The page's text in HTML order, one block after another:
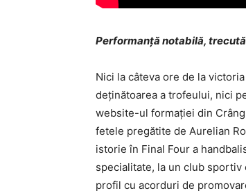
Performanţă notabilă,
Nici la câteva ore de la
deţinătoarea a trofeului, nici
website-ul formaţiei din
fetele pregătite de Aurelian
istorie în Final Four a
specialitate, la un club
profil cu acorduri de